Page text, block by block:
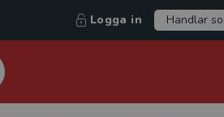
Logga in Handlar